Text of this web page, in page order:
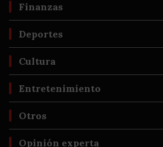
Finanzas
Deportes
Cultura
Entretenimiento
Otros
Opinión experta